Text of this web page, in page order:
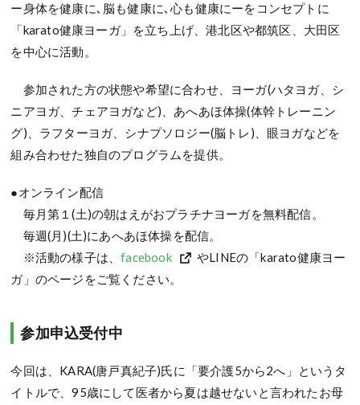
ー身体を健康に､脳も健康に､心も健康にーをコンセプトに
「karato健康ヨーガ」を立ち上げ、港北区や都筑区、大田区
を中心に活動。
参加された方の状態や希望に合わせ、ヨーガ(ハタヨガ、シ
ニアヨガ、チェアヨガなど)、あへあほ体操(体幹トレーニン
グ)、ラフターヨガ、シナプソロジー(脳トレ)、眼ヨガなどを
組み合わせた独自のプログラムを提供。
●オンライン配信
毎月第１(土)の朝はえがおプラチナヨーガを無料配信。
毎週(月)(土)にあへあほ体操を配信。
※活動の様子は、facebook
やLINEの「karato健康ヨー
ガ」のページをご覧ください。
参加申込受付中
今回は、KARA(唐戸真紀子)氏に「要介護5から2へ」というタ
イトルで、95歳にして医者から夏は越せないと言われたお母